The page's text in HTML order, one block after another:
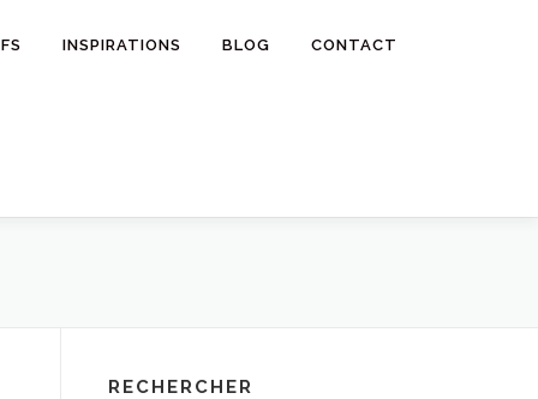
INSPIRATIONS BLOG CONTACT
RECHERCHER